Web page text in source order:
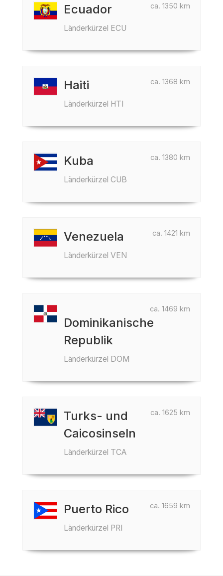
ca. 1350 km
Ecuador
Länderkürzel ECU
ca. 1368 km
Haiti
Länderkürzel HTI
ca. 1380 km
Kuba
Länderkürzel CUB
ca. 1421 km
Venezuela
Länderkürzel VEN
ca. 1469 km
Dominikanische
Republik
Länderkürzel DOM
ca. 1625 km
Turks- und
Caicosinseln
Länderkürzel TCA
ca. 1659 km
Puerto Rico
Länderkürzel PRI